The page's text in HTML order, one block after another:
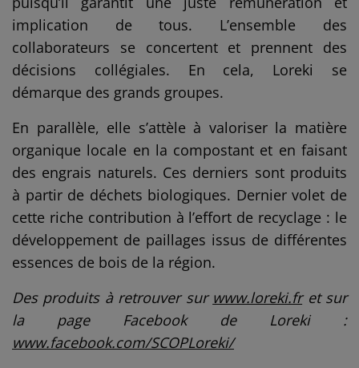
implication de tous. L’ensemble des
collaborateurs se concertent et prennent des
décisions collégiales. En cela, Loreki se
démarque des grands groupes.
En parallèle, elle s’attèle à valoriser la matière
organique locale en la compostant et en faisant
des engrais naturels. Ces derniers sont produits
à partir de déchets biologiques. Dernier volet de
cette riche contribution à l’effort de recyclage : le
développement de paillages issus de différentes
essences de bois de la région.
Des produits à retrouver sur www.loreki.fret sur
la page Facebook de Loreki :
www.facebook.com/SCOPLoreki/